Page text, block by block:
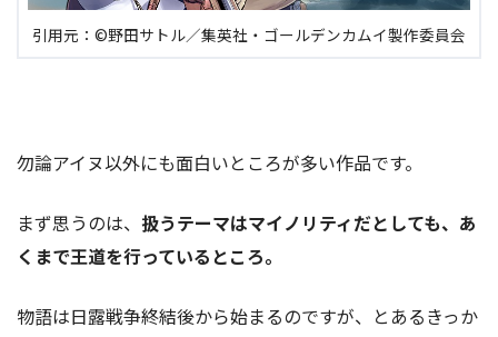
引用元：©野田サトル／集英社・ゴールデンカムイ製作委員会
勿論アイヌ以外にも面白いところが多い作品です。
まず思うのは、 扱うテーマはマイノリティだとしても、あ
くまで王道を行っているところ。
物語は日露戦争終結後から始まるのですが、とあるきっか